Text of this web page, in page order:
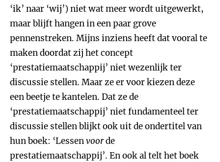
‘ik’ naar ‘wij’) niet wat meer wordt uitgewerkt,
maar blijft hangen in een paar grove
pennenstreken. Mijns inziens heeft dat vooral te
maken doordat zij het concept
‘prestatiemaatschappij’ niet wezenlijk ter
discussie stellen. Maar ze er voor kiezen deze
een beetje te kantelen. Dat ze de
‘prestatiemaatschappij’ niet fundamenteel ter
discussie stellen blijkt ook uit de ondertitel van
hun boek: ‘Lessenvoorde
prestatiemaatschappij’. En ook al telt het boek